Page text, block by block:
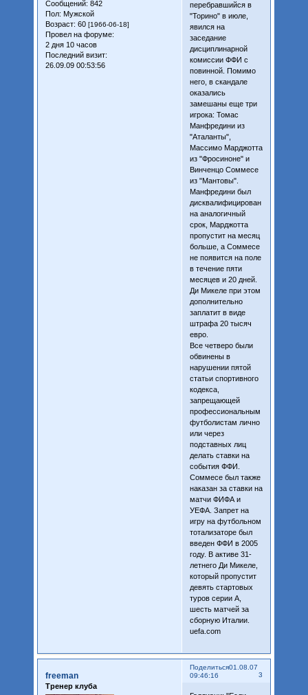
Сообщений: 842
Пол: Мужской
Возраст: 60 [1966-06-18]
Провел на форуме:
2 дня 10 часов
Последний визит:
26.09.09 00:53:56
перебравшийся в
"Торино" в июле,
явился на
заседание
дисциплинарной
комиссии ФФИ с
повинной. Помимо
него, в скандале
оказались
замешаны еще три
игрока: Томас
Манфредини из
"Аталанты",
Массимо Марджотта
из "Фросиноне" и
Винченцо Соммесе
из "Мантовы".
Манфредини был
дисквалифицирован
на аналогичный
срок, Марджотта
пропустит на месяц
больше, а Соммесе
не появится на поле
в течение пяти
месяцев и 20 дней.
Ди Микеле при этом
дополнительно
заплатит в виде
штрафа 20 тысяч
евро.
Все четверо были
обвинены в
нарушении пятой
статьи спортивного
кодекса,
запрещающей
профессиональным
футболистам лично
или через
подставных лиц
делать ставки на
события ФФИ.
Соммесе был также
наказан за ставки на
матчи ФИФА и
УЕФА. Запрет на
игру на футбольном
тотализаторе был
введен ФФИ в 2005
году. В активе 31-
летнего Ди Микеле,
который пропустит
девять стартовых
туров серии А,
шесть матчей за
сборную Италии.
uefa.com
Поделиться
3
01.08.07
09:46:16
freeman
Тренер клуба